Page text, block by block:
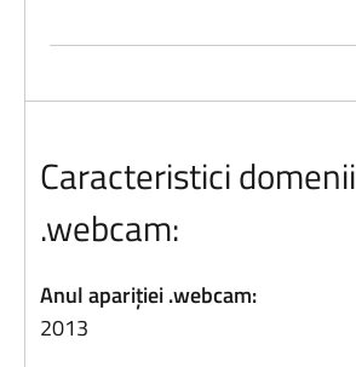
Caracteristici domenii
.webcam:
Anul apariției .webcam:
2013